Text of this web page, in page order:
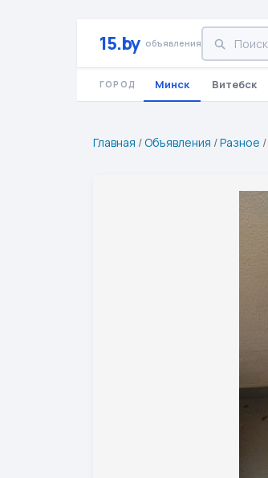
15.by объявления
ГОРОД Минск Витебск
Главная /Объявления /Разное /